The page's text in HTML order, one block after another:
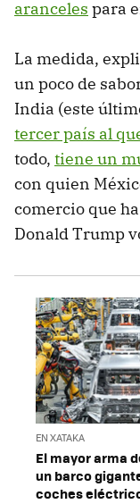
aranceles para
La medida,
un poco de
India (este
tercer país al
todo, tiene un
con quien
comercio que
Donald Trump
EN XATAKA
El mayor arma
un barco
coches